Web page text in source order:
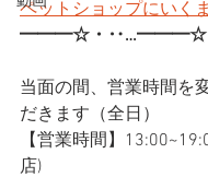
ペットショップにいく
━━━☆・
当面の間、営業時間を
だきます（全日）
【営業時間】
店)